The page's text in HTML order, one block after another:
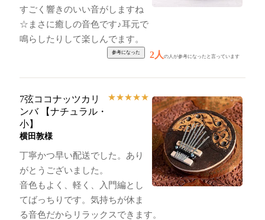
すごく響きのいい音がしますね
☆まさに癒しの音色です♪耳元で
鳴らしたりして楽しんでます。
2人の人が参考になったと言っています
7弦ココナッツカリ
ンバ 【ナチュラル・
小】
★★★★★
横田敦様
丁寧かつ早い配送でした。あり
がとうございました。
音色もよく、軽く、入門編とし
てばっちりです。気持ちが休ま
る音色だからリラックスできます。